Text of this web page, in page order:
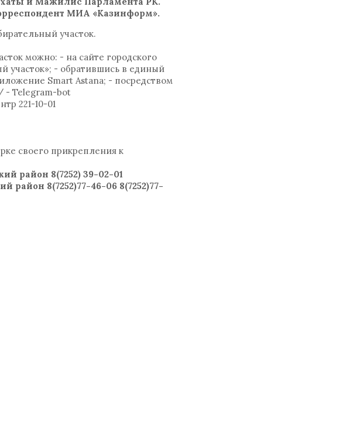
МИА «Казинформ».
участок.
можно: - на сайте городского
участок»; - обратившись в единый
Smart Astana; - посредством
- Telegram-bot
221-10-01
своего прикрепления к
район 8(7252) 39-02-01
8(7252)77-46-06 8(7252)77-